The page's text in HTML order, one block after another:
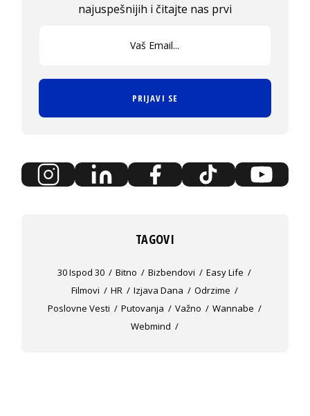
najuspešnijih i čitajte nas prvi
PRIJAVI SE
TAGOVI
30 Ispod 30 Bitno Bizbendovi
Easy Life
Filmovi
HR Izjava Dana
Odrzime
Poslovne Vesti
Putovanja Važno
Wannabe
Webmind